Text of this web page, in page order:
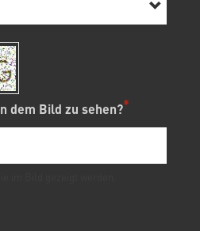
dem Bild zu sehen?